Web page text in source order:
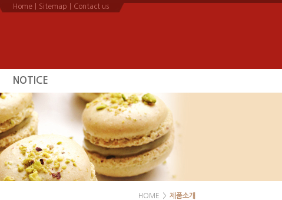
Home Sitemap Contact us
NOTICE
공지사항
HOME > 제품소개